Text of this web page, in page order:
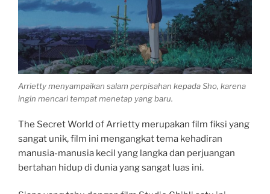
b
o
o
k
s
A
p
p
r
Arrietty menyampaikan salam perpisahan kepada Sho, karena
ingin mencari tempat menetap yang baru.
The Secret World of Arrietty merupakan film fiksi yang
sangat unik, film ini mengangkat tema kehadiran
manusia-manusia kecil yang langka dan perjuangan
bertahan hidup di dunia yang sangat luas ini.